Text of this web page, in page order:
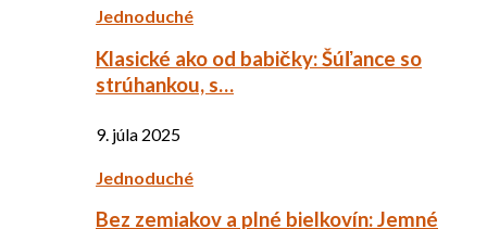
Jednoduché
Klasické ako od babičky: Šúľance so
strúhankou, s…
9. júla 2025
Jednoduché
Bez zemiakov a plné bielkovín: Jemné